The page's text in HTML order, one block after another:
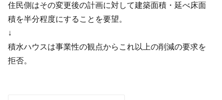
住民側はその変更後の計画に対して建築面積・延べ床面
積を半分程度にすることを要望。
↓
積水ハウスは事業性の観点からこれ以上の削減の要求を
拒否。